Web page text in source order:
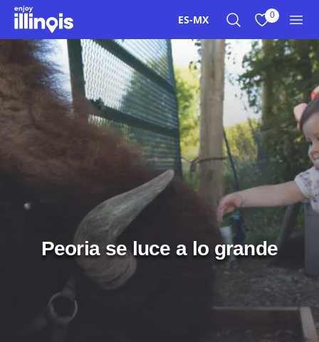
Ir al contenido principal
ES-MX 0
Peoria se luce a lo grande